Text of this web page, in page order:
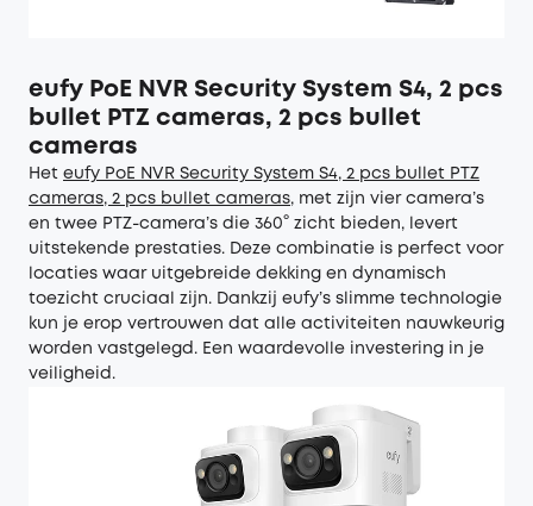
eufy PoE NVR Security System S4, 2 pcs
bullet PTZ cameras, 2 pcs bullet
cameras
Het eufy PoE NVR Security System S4, 2 pcs bullet PTZ
cameras, 2 pcs bullet cameras, met zijn vier camera’s
en twee PTZ-camera’s die 360° zicht bieden, levert
uitstekende prestaties. Deze combinatie is perfect voor
locaties waar uitgebreide dekking en dynamisch
toezicht cruciaal zijn. Dankzij eufy’s slimme technologie
kun je erop vertrouwen dat alle activiteiten nauwkeurig
worden vastgelegd. Een waardevolle investering in je
veiligheid.